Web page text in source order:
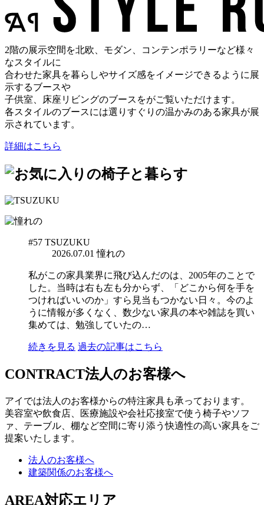
2階の展示空間を北欧、モダン、コンテンポラリーなど様々
なスタイルに
合わせた家具を暮らしやサイズ感をイメージできるように展
示するブースや
子供室、床座リビングのブースをがご覧いただけます。
各スタイルのブースには選りすぐりの温かみのある家具が展
示されています。
詳細はこちら
#57 TSUZUKU
2026.07.01 憧れの
私がこの家具業界に飛び込んだのは、2005年のことで
した。当時は右も左も分からず、「どこから何を手を
つければいいのか」すら見当もつかない日々。今のよ
うに情報が多くなく、数少ない家具の本や雑誌を買い
集めては、勉強していたの…
続きを見る 過去の記事はこちら
CONTRACT法人のお客様へ
アイでは法人のお客様からの特注家具も承っております。
美容室や飲食店、医療施設や会社応接室で使う椅子やソフ
ァ、テーブル、棚など空間に寄り添う快適性の高い家具をご
提案いたします。
法人のお客様へ
建築関係のお客様へ
AREA対応エリア